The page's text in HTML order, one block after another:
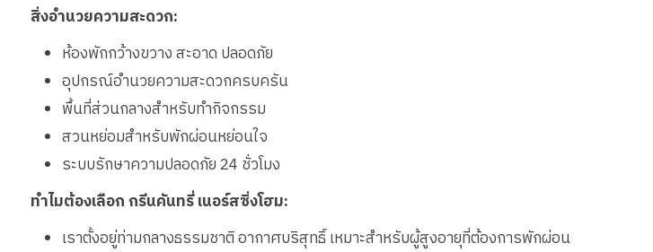
สิ่งอำนวยความสะดวก:
ห้องพักกว้างขวาง สะอาด ปลอดภัย
อุปกรณ์อำนวยความสะดวกครบครัน
พื้นที่ส่วนกลางสำหรับทำกิจกรรม
สวนหย่อมสำหรับพักผ่อนหย่อนใจ
ระบบรักษาความปลอดภัย 24 ชั่วโมง
ทำไมต้องเลือก กรีนคันทรี่ เนอร์สซิ่งโฮม:
เราตั้งอยู่ท่ามกลางธรรมชาติ อากาศบริสุทธิ์ เหมาะสำหรับผู้สูงอายุที่ต้องการพักผ่อน